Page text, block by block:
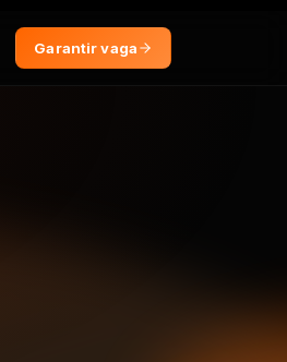
Garantir vaga